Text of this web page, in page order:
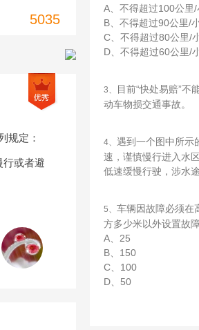
5035
规定：
行或者避
A、不得超过100公里/
B、不得超过90公里/
C、不得超过80公里/
D、不得超过60公里/
3、
目前“快处易赔”不
动车物损交通事故。
4、 遇到一个图中所示
速，谨慎慢行进入水
低速缓慢行驶，涉水
5、 车辆因故障必须在
方多少米以外设置故
A、25
B、150
C、100
D、50